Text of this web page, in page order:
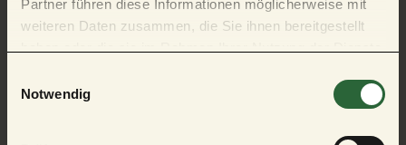
Partner führen diese Informationen möglicherweise mit
weiteren Daten zusammen, die Sie ihnen bereitgestellt
Notwendig
das harte Leben der Glasbläser und ihrer Familien vorgelebt. In der
angegliederten urgemütlichen Gastronomie stärken sich viele Besuchergruppen.
Sie macht die alte Glashütte zum Ziel von Ausflügen von Gästen aus den